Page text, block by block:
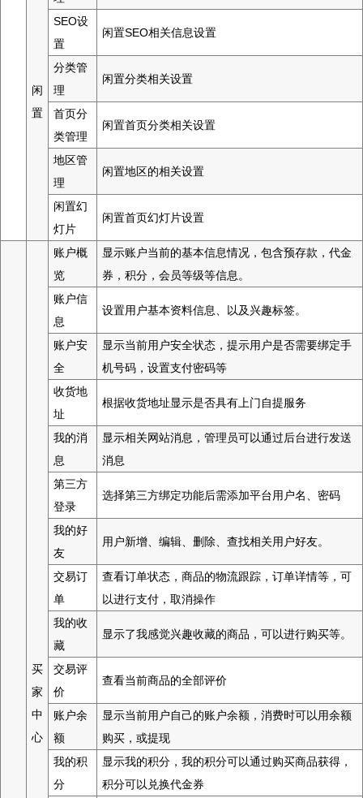
闲
置
SEO设
置
闲置SEO相关信息设置
分类管
理
闲置分类相关设置
首页分
类管理
闲置首页分类相关设置
地区管
理
闲置地区的相关设置
闲置幻
灯片
闲置首页幻灯片设置
买
家
中
心
账户概
览
显示账户当前的基本信息情况，包含预存款，代金
券，积分，会员等级等信息。
账户信
息
设置用户基本资料信息、以及兴趣标签。
账户安
全
显示当前用户安全状态，提示用户是否需要绑定手
机号码，设置支付密码等
收货地
址
根据收货地址显示是否具有上门自提服务
我的消
息
显示相关网站消息，管理员可以通过后台进行发送
消息
第三方
登录
选择第三方绑定功能后需添加平台用户名、密码
我的好
友
用户新增、编辑、删除、查找相关用户好友。
交易订
单
查看订单状态，商品的物流跟踪，订单详情等，可
以进行支付，取消操作
我的收
藏
显示了我感觉兴趣收藏的商品，可以进行购买等。
交易评
价
查看当前商品的全部评价
账户余
额
显示当前用户自己的账户余额，消费时可以用余额
购买，或提现
我的积
分
显示我的积分，我的积分可以通过购买商品获得，
积分可以兑换代金券